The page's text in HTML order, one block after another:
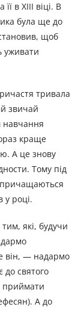
в XIII віці. В
була ще до
щоб
уживати
тривала
звичай
навчання
краще
А це знову
Тому під
причащаються
у році.
які, будучи
він, — надармо
до святого
приймати
А до